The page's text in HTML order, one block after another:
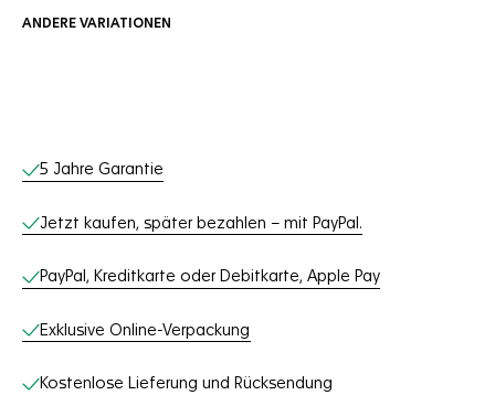
ANDERE VARIATIONEN
Online-Services
5 Jahre Garantie
Jetzt kaufen, später bezahlen – mit PayPal.
PayPal, Kreditkarte oder Debitkarte, Apple Pay
Exklusive Online-Verpackung
Kostenlose Lieferung und Rücksendung